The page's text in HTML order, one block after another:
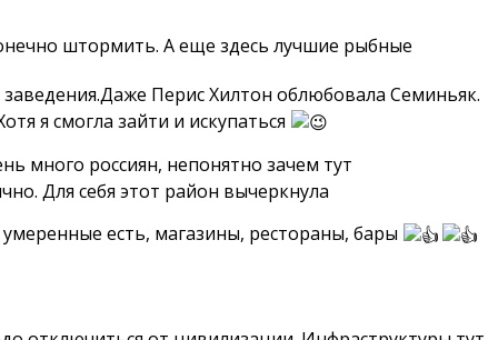
штормить. А еще здесь лучшие рыбные
Перис Хилтон облюбовала Семиньяк.
я смогла зайти и искупаться
много россиян, непонятно зачем тут
Для себя этот район вычеркнула
есть, магазины, рестораны, бары